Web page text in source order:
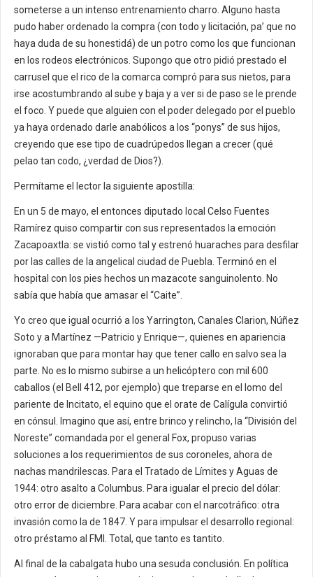
someterse a un intenso entrenamiento charro. Alguno hasta
pudo haber ordenado la compra (con todo y licitación, pa’ que no
haya duda de su honestidá) de un potro como los que funcionan
en los rodeos electrónicos. Supongo que otro pidió prestado el
carrusel que el rico de la comarca compró para sus nietos, para
irse acostumbrando al sube y baja y a ver si de paso se le prende
el foco. Y puede que alguien con el poder delegado por el pueblo
ya haya ordenado darle anabólicos a los “ponys” de sus hijos,
creyendo que ese tipo de cuadrúpedos llegan a crecer (qué
pelao tan codo, ¿verdad de Dios?).
Permítame el lector la siguiente apostilla:
En un 5 de mayo, el entonces diputado local Celso Fuentes
Ramírez quiso compartir con sus representados la emoción
Zacapoaxtla: se vistió como tal y estrenó huaraches para desfilar
por las calles de la angelical ciudad de Puebla. Terminó en el
hospital con los pies hechos un mazacote sanguinolento. No
sabía que había que amasar el “Caite”.
Yo creo que igual ocurrió a los Yarrington, Canales Clarion, Núñez
Soto y a Martínez —Patricio y Enrique—, quienes en apariencia
ignoraban que para montar hay que tener callo en salvo sea la
parte. No es lo mismo subirse a un helicóptero con mil 600
caballos (el Bell 412, por ejemplo) que treparse en el lomo del
pariente de Incitato, el equino que el orate de Calígula convirtió
en cónsul. Imagino que así, entre brinco y relincho, la “División del
Noreste” comandada por el general Fox, propuso varias
soluciones a los requerimientos de sus coroneles, ahora de
nachas mandrilescas. Para el Tratado de Límites y Aguas de
1944: otro asalto a Columbus. Para igualar el precio del dólar:
otro error de diciembre. Para acabar con el narcotráfico: otra
invasión como la de 1847. Y para impulsar el desarrollo regional:
otro préstamo al FMI. Total, que tanto es tantito.
Al final de la cabalgata hubo una sesuda conclusión. En política